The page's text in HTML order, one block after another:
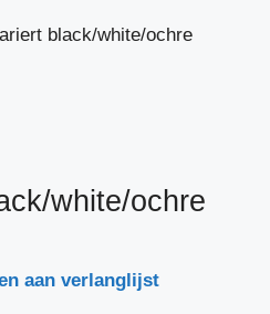
black/white/ochre
white/ochre
aan verlanglijst